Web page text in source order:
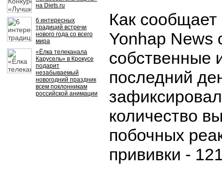
на Diets.ru
6 интересных
традиций встречи
нового года со всего
мира
«Ёлка телеканала
Карусель» в Крокусе
подарит
незабываемый
новогодний праздник
всем поклонникам
российской анимации
Как сообщает
Yonhap News
собственные
последний
количество
побочных
прививки -